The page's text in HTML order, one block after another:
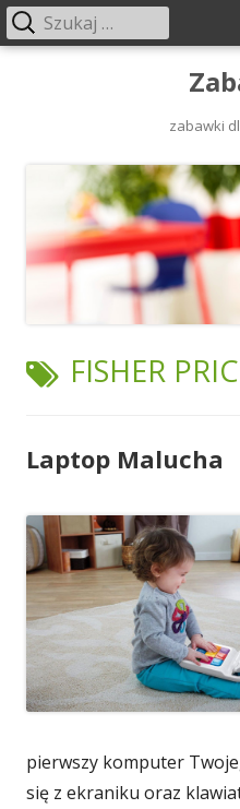
zabawki
Menu
Szukaj:
TAGI:
FISHER
Laptop Malucha
pierwszy komputer
się z ekraniku oraz